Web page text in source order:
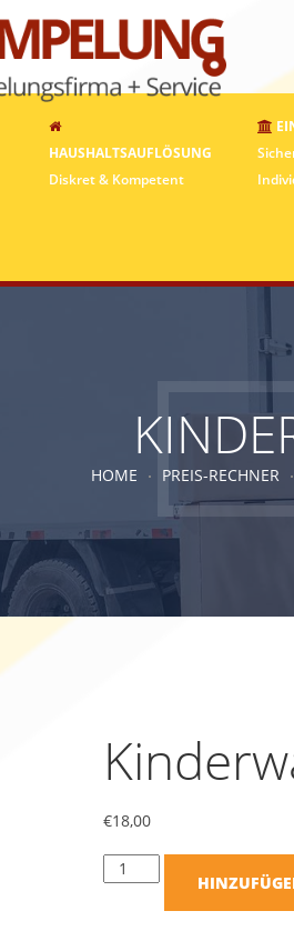
HAUSHALTSAUFLÖSUNG
Diskret & Kompetent
HOME PREIS-RECHNER
€18,00